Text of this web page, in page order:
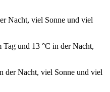
Nacht, viel Sonne und viel
Tag und 13 °C in der Nacht,
der Nacht, viel Sonne und viel